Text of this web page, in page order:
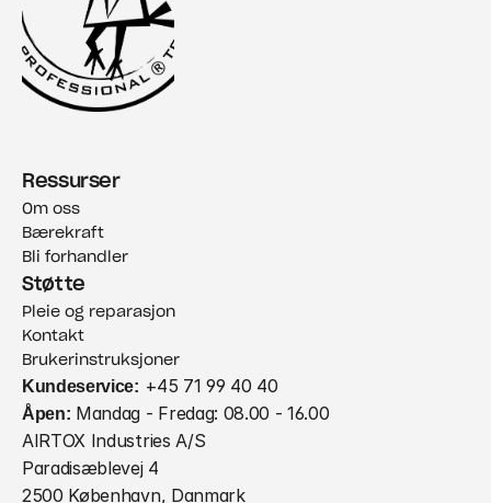
Ressurser
Om oss
Bærekraft
Bli forhandler
Støtte
Pleie og reparasjon
Kontakt
Brukerinstruksjoner
Kundeservice: +45 71 99 40 40
Åpen: Mandag - Fredag: 08.00 - 16.00
AIRTOX Industries A/S
Paradisæblevej 4
2500 København, Danmark